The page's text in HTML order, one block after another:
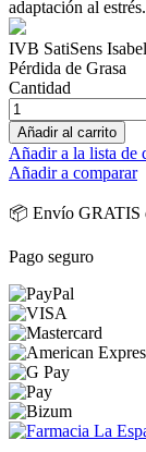
adaptación al
IVB SatiSens
Pérdida de Grasa
Cantidad
Añadir al carrito
Añadir a la lista de
Añadir a comparar
📦 Envío GRATIS
Pago seguro